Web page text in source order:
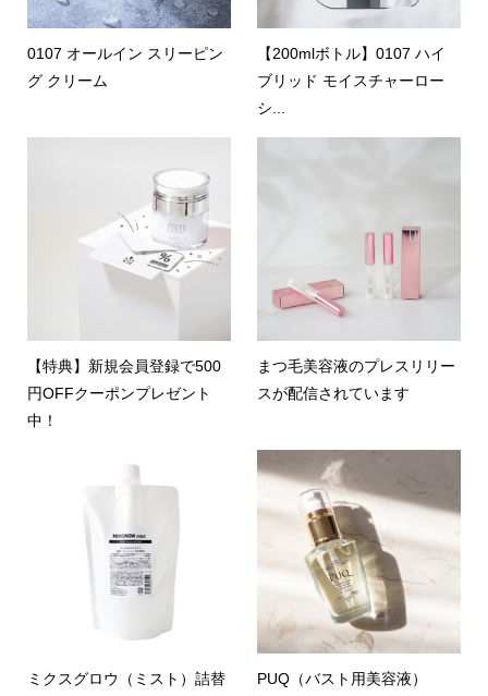
0107 オールイン スリーピン
グ クリーム
【200mlボトル】0107 ハイ
ブリッド モイスチャーロー
シ...
【特典】新規会員登録で500
円OFFクーポンプレゼント
中！
まつ毛美容液のプレスリリー
スが配信されています
ミクスグロウ（ミスト）詰替
PUQ（バスト用美容液）